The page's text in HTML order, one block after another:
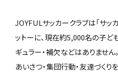
JOYFULサッカークラブは「サッ
ットーに、現在約5,000名の子ど
ギュラー・補欠などはありません。
あいさつ・集団行動・友達づくり